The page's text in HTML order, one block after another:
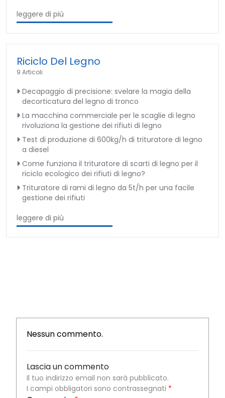
leggere di più
Riciclo Del Legno
9 Articoli
Decapaggio di precisione: svelare la magia della
decorticatura del legno di tronco
La macchina commerciale per le scaglie di legno
rivoluziona la gestione dei rifiuti di legno
Test di produzione di 600kg/h di trituratore di legno
a diesel
Come funziona il trituratore di scarti di legno per il
riciclo ecologico dei rifiuti di legno?
Trituratore di rami di legno da 5t/h per una facile
gestione dei rifiuti
leggere di più
Nessun commento.
Lascia un commento
Il tuo indirizzo email non sarà pubblicato.
I campi obbligatori sono contrassegnati *